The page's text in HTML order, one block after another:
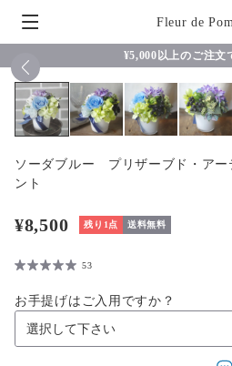
Fleur de
¥5,000以上のご注文
ソーダブルー プリザーブド・アー
ント
¥8,500 残り1点 送料無料
53
お手提げはご入用ですか？